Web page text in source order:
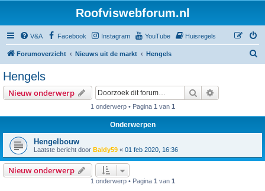
Roofviswebforum.nl
V&A Facebook Instagram YouTube Huisregels
Forumoverzicht Nieuws uit de markt Hengels
Hengels
Nieuw onderwerp Zoek
1 onderwerp • Pagina 1 van 1
Onderwerpen
Hengelbouw
Laatste bericht door Baldy59 « 01 feb 2020, 16:36
Nieuw onderwerp
1 onderwerp • Pagina 1 van 1